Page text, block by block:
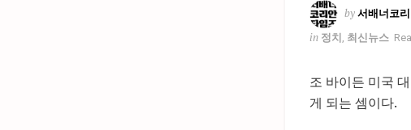
by 서배너코
in 정치 최신뉴스
조 바이든 미국
게 되는 셈이다.